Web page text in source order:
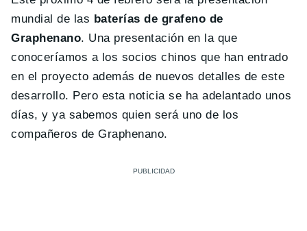
mundial de las baterías de grafeno de
Graphenano. Una presentación en la que
conoceríamos a los socios chinos que han entrado
en el proyecto además de nuevos detalles de este
desarrollo. Pero esta noticia se ha adelantado unos
días, y ya sabemos quien será uno de los
compañeros de Graphenano.